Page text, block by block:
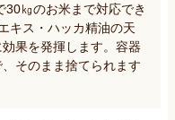
㎏のお米まで対応でき
キス・ハッカ精油の天
果を発揮します。容器
そのまま捨てられます